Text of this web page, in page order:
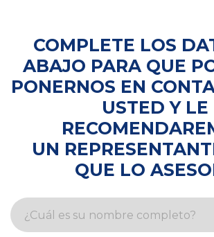
COMPLETE LOS
ABAJO PARA QUE
PONERNOS EN
USTED Y LE
UN
QUE LO